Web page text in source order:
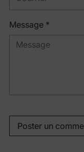
Message *
Poster un